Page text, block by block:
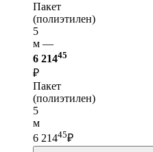
Пакет
(полиэтилен)
5
м —
6 21445
₽
Пакет
(полиэтилен)
5
м
6 21445₽